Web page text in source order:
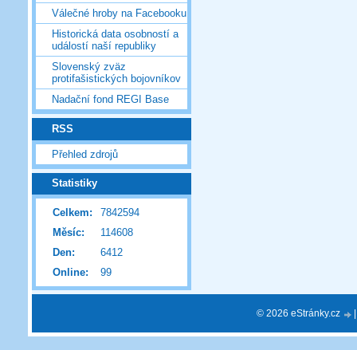
Válečné hroby na Facebooku
Historická data osobností a
událostí naší republiky
Slovenský zväz
protifašistických bojovníkov
Nadační fond REGI Base
RSS
Přehled zdrojů
Statistiky
Online: 99
Celkem:
7842594
Měsíc:
114608
Den:
6412
© 2026 eStránky.cz